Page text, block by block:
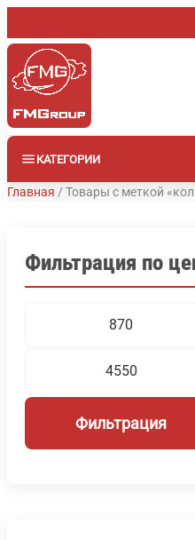
к
содержимому
КАТЕГОРИИ
Главная /Товары с меткой
Фильтрация по
Фильтрация